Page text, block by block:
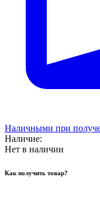
Наличными при
Наличие:
Нет в наличии
Как получить товар?